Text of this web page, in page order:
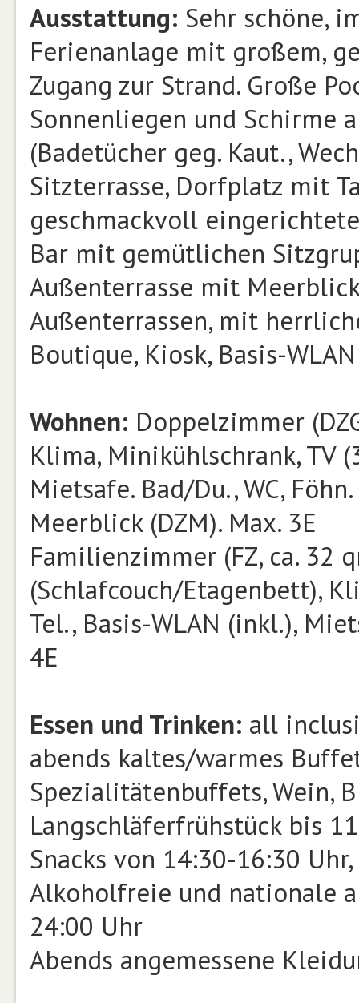
Ausstattung: Sehr schöne,
Ferienanlage mit großem,
Zugang zur Strand. Große
Sonnenliegen und Schirme
(Badetücher geg. Kaut.,
Sitzterrasse, Dorfplatz mit
geschmackvoll
Bar mit gemütlichen
Außenterrasse mit
Außenterrassen, mit
Boutique, Kiosk, Basis-
Wohnen: Doppelzimmer
Klima, Minikühlschrank, TV
Mietsafe. Bad/Du., WC,
Meerblick (DZM). Max. 3E
Familienzimmer (FZ, ca. 32
(Schlafcouch/Etagenbett),
Tel., Basis-WLAN (inkl.),
4E
Essen und Trinken: all
abends kaltes/warmes
Spezialitätenbuffets, Wein,
Langschläferfrühstück bis
Snacks von 14:30-16:30
Alkoholfreie und nationale
24:00 Uhr
Abends angemessene